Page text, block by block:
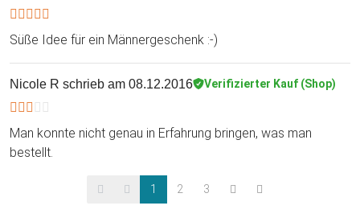
Süße Idee für ein Männergeschenk :-)
Nicole R schrieb am 08.12.2016 Verifizierter Kauf (Shop)
Man konnte nicht genau in Erfahrung bringen, was man
bestellt.
1 2 3